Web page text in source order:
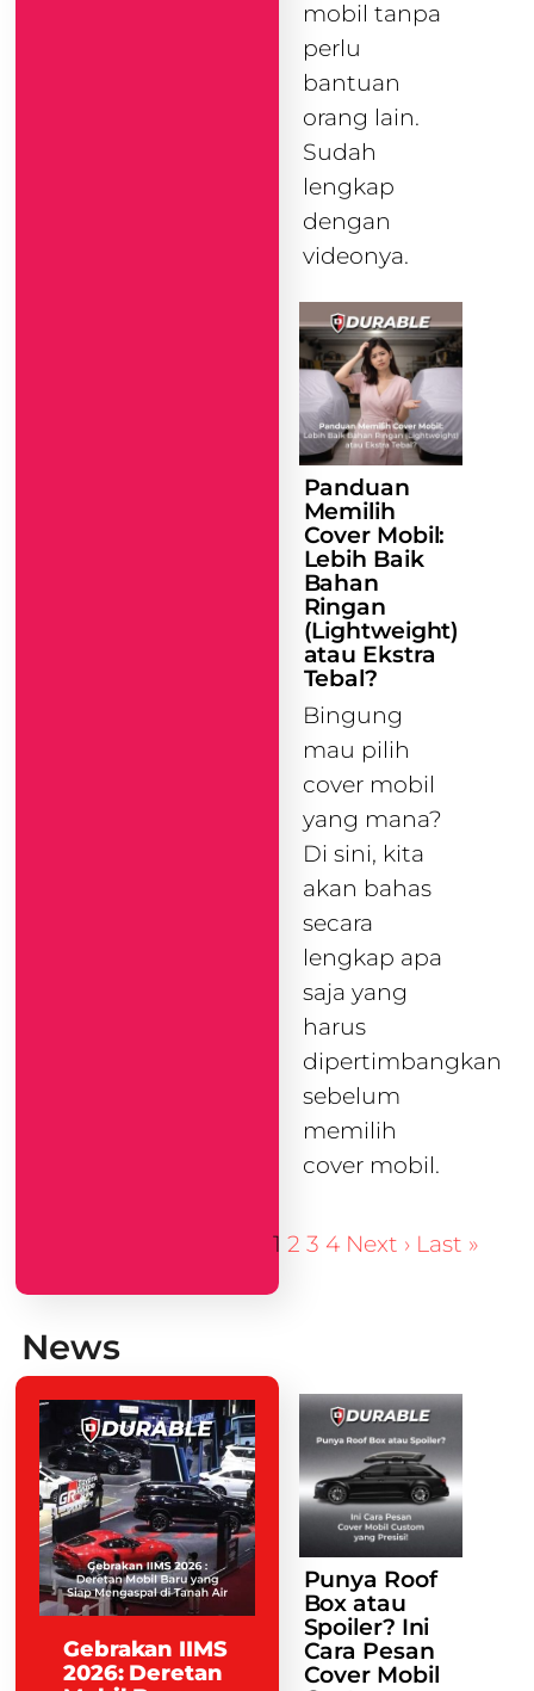
mobil tanpa
perlu
bantuan
orang lain.
Sudah
lengkap
dengan
videonya.
Panduan
Memilih
Cover Mobil:
Lebih Baik
Bahan
Ringan
(Lightweight)
atau Ekstra
Tebal?
Bingung
mau pilih
cover mobil
yang mana?
Di sini, kita
akan bahas
secara
lengkap apa
saja yang
harus
dipertimbangkan
sebelum
memilih
cover mobil.
1 2 3 4 Next › Last »
News
Gebrakan IIMS
2026: Deretan
Punya Roof
Box atau
Spoiler? Ini
Cara Pesan
Cover Mobil